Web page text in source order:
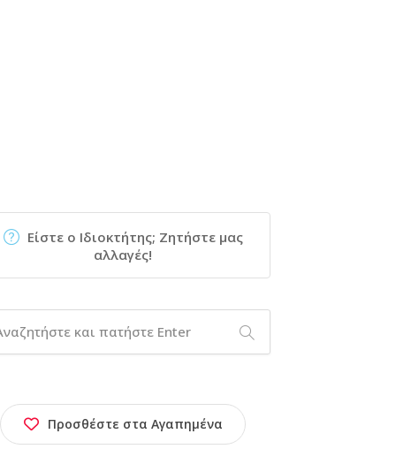
Είστε ο Ιδιοκτήτης; Ζητήστε μας
αλλαγές!
Προσθέστε στα Αγαπημένα